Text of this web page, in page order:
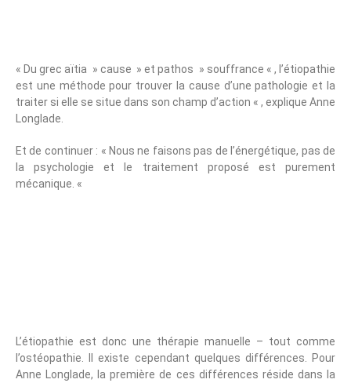
« Du grec aïtia » cause » et pathos » souffrance « , l’étiopathie
est une méthode pour trouver la cause d’une pathologie et la
traiter si elle se situe dans son champ d’action « , explique Anne
Longlade.
Et de continuer : « Nous ne faisons pas de l’énergétique, pas de
la psychologie et le traitement proposé est purement
mécanique. «
L’étiopathie est donc une thérapie manuelle – tout comme
l’ostéopathie. Il existe cependant quelques différences. Pour
Anne Longlade, la première de ces différences réside dans la